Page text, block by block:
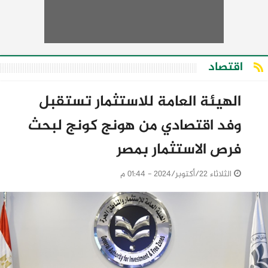
اقتصاد
الهيئة العامة للاستثمار تستقبل
وفد اقتصادي من هونج كونج لبحث
فرص الاستثمار بمصر
الثلاثاء 22/أكتوبر/2024 - 01:44 م